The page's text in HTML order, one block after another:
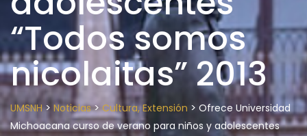
“Todos somos
nicolaitas” 2013
UMSNH> Noticias>Cultura, Extensión > Ofrece Universidad
Michoacana curso de verano para niños y adolescentes